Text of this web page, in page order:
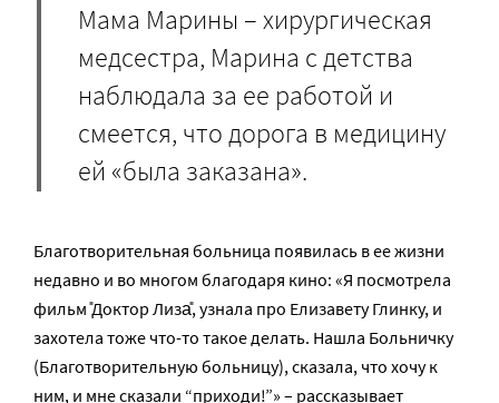
Мама Марины – хирургическая
медсестра, Марина с детства
наблюдала за ее работой и
смеется, что дорога в медицину
ей «была заказана».
Благотворительная больница появилась в ее жизни
недавно и во многом благодаря кино: «Я посмотрела
фильм ̎Доктор Лиза̎, узнала про Елизавету Глинку, и
захотела тоже что-то такое делать. Нашла Больничку
(Благотворительную больницу), сказала, что хочу к
ним, и мне сказали “приходи!”» – рассказывает